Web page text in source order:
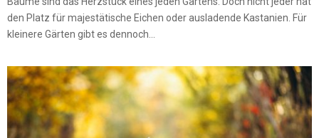
den Platz für majestätische Eichen oder ausladende Kastanien. Für
kleinere Gärten gibt es dennoch...